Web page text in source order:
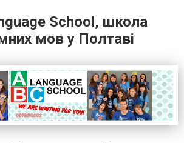
School, школа
мов у Полтаві